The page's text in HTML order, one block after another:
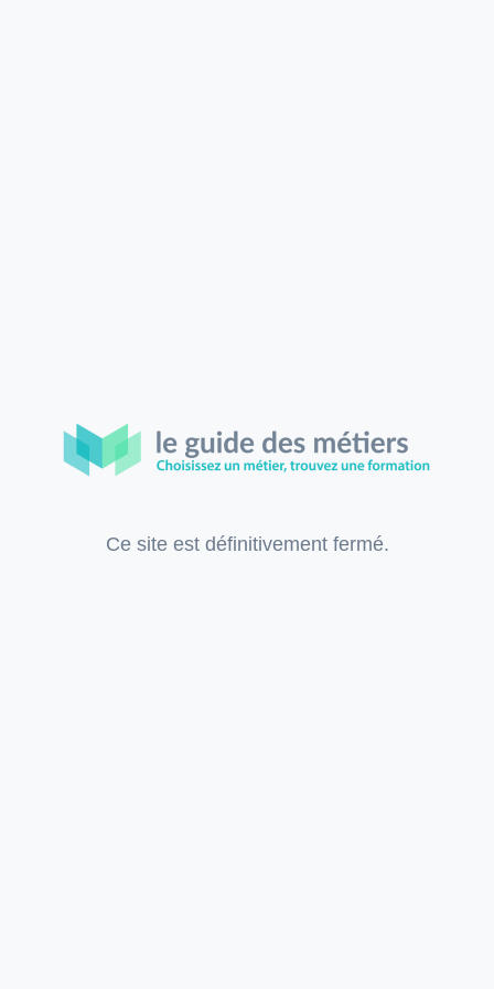
Ce site est définitivement fermé.